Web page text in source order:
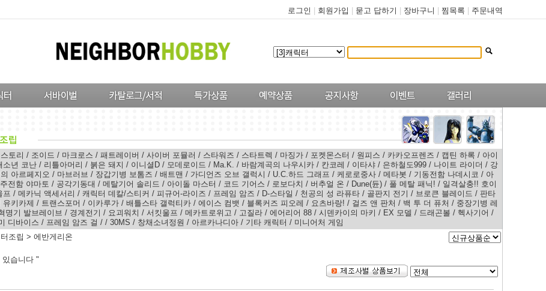
로그인 회원가입 묻고 답하기 장바구니 찜목록 주문내역
토리 / 조이드 / 마크로스 / 패트레이버 / 사이버 포뮬러 / 스타워즈 / 스타트렉 / 마징가 / 포켓몬스터 / 원피스 / 카카오프렌즈 / 캡틴 하록 / 아이
소년 코난 / 리틀아머리 / 붉은 돼지 / 이니셜D / 모데로이드 / Ma.K. / 바람계곡의 나우시카 / 칸코레 / 이타샤 / 은하철도999 / 나이트 라이더 / 강
아르페지오 / 마브러브 / 장갑기병 보톰즈 / 배트맨 / 가디언즈 오브 갤럭시 / U.C.하드 그래프 / 케로로중사 / 메타봇 / 기동전함 나데시코 / 아
전함 야마토 / 공각기동대 / 메탈기어 솔리드 / 아이돌 마스터 / 코드 기어스 / 로보다치 / 버추얼 온 / Dune(듄) / 풀 메탈 패닉! / 일격살충!! 호이
프 / 메카닉 액세서리 / 캐릭터 데칼/스티커 / 피규어-라이즈 / 프레임 암즈 / D-스타일 / 천공의 성 라퓨타 / 골판지 전기 / 브로큰 블레이드 / 판타
유키카제 / 트랜스포머 / 이카루가 / 배틀스타 갤럭티카 / 에이스 컴뱃 / 블록커즈 피오레 / 요츠바랑! / 걸즈 앤 판처 / 백 투 더 퓨처 / 중장기병 레
명기 발브레이브 / 경계전기 / 요괴워치 / 서킷울프 / 메카트로위고 / 고질라 / 에어리어 88 / 시덴카이의 마키 / EX 모델 / 드래곤볼 / 헥사기어 /
디바이스 / 프레임 암즈 걸 / / 30MS / 창채소녀정원 / 아르카나디아 / 기타 캐릭터 / 미니어처 게임
조립 > 에반게리온
습니다 "